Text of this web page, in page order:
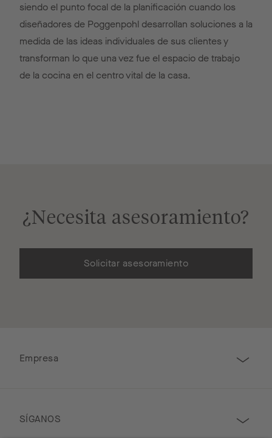
siendo el punto focal de la planificación cuando los
diseñadores de Poggenpohl desarrollan soluciones a la
medida de las ideas individuales de sus clientes y
transforman lo que una vez fue el espacio de trabajo
de la cocina en el centro vital de la casa.
¿Necesita asesoramiento?
Solicitar asesoramiento
Empresa
SÍGANOS